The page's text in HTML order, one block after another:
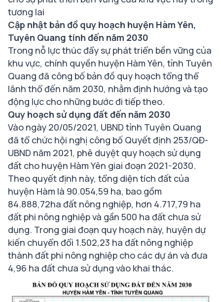
tương lai
Cập nhật bản đồ quy hoạch huyện Hàm Yên,
Tuyên Quang tính đến năm 2030
Trong nỗ lực thúc đẩy sự phát triển bền vững của
khu vực, chính quyền huyện Hàm Yên, tỉnh Tuyên
Quang đã công bố bản đồ quy hoạch tổng thể
lãnh thổ đến năm 2030, nhằm định hướng và tạo
động lực cho những bước đi tiếp theo.
Quy hoạch sử dụng đất đến năm 2030
Vào ngày 20/05/2021, UBND tỉnh Tuyên Quang
đã tổ chức hội nghị công bố Quyết định 253/QĐ-
UBND năm 2021, phê duyệt quy hoạch sử dụng
đất cho huyện Hàm Yên giai đoạn 2021-2030.
Theo quyết định này, tổng diện tích đất của
huyện Hàm là 90.054,59 ha, bao gồm
84.888,72ha đất nông nghiệp, hơn 4.717,79 ha
đất phi nông nghiệp và gần 500 ha đất chưa sử
dụng. Trong giai đoạn quy hoạch này, huyện dự
kiến chuyển đổi 1.502,23 ha đất nông nghiệp
thành đất phi nông nghiệp cho các dự án và đưa
4,96 ha đất chưa sử dụng vào khai thác.